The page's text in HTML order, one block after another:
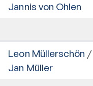
Jannis von Ohlen
Leon Müllerschön /
Jan Müller